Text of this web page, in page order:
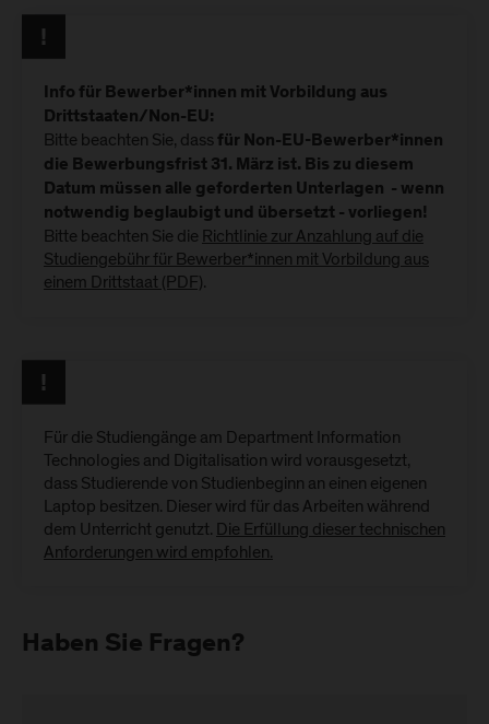
Info für Bewerber*innen mit Vorbildung aus
Drittstaaten/Non-EU:
Bitte beachten Sie, dass für Non-EU-Bewerber*innen
die Bewerbungsfrist 31. März ist. Bis zu diesem
Datum müssen alle geforderten Unterlagen - wenn
notwendig beglaubigt und übersetzt - vorliegen!
Bitte beachten Sie die Richtlinie zur Anzahlung auf die
Studiengebühr für Bewerber*innen mit Vorbildung aus
einem Drittstaat (PDF).
Für die Studiengänge am Department Information
Technologies and Digitalisation wird vorausgesetzt,
dass Studierende von Studienbeginn an einen eigenen
Laptop besitzen. Dieser wird für das Arbeiten während
dem Unterricht genutzt. Die Erfüllung dieser technischen
Anforderungen wird empfohlen.
Haben Sie Fragen?